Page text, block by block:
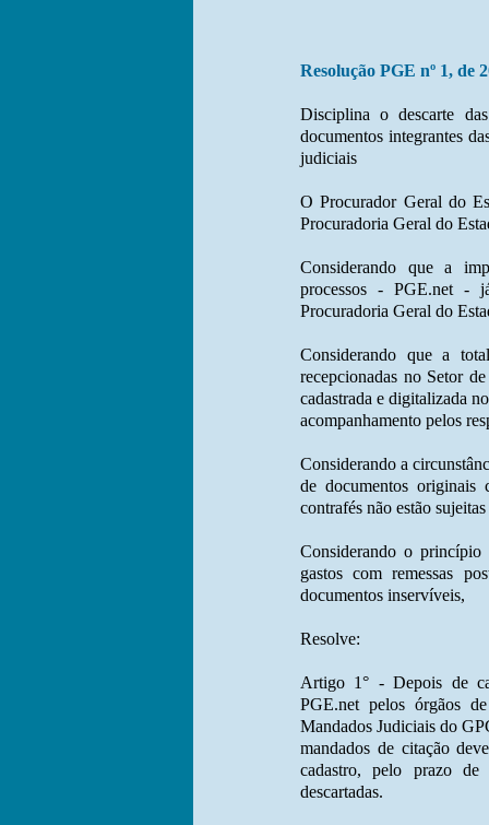
Resolução PGE nº 1, de
Disciplina o descarte
documentos integrantes
judiciais
O Procurador Geral do
Procuradoria Geral do
Considerando que a
processos - PGE.net -
Procuradoria Geral do
Considerando que a
recepcionadas no Setor
cadastrada e digitalizada
acompanhamento pelos
Considerando a
de documentos originais
contrafés não estão
Considerando o princípio
gastos com remessas
documentos inservíveis,
Resolve:
Artigo 1° - Depois de
PGE.net pelos órgãos
Mandados Judiciais do
mandados de citação
cadastro, pelo prazo
descartadas.